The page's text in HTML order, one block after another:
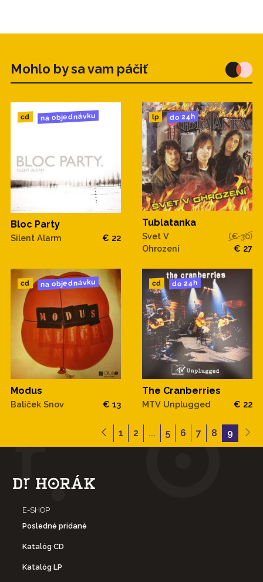
Mohlo by sa vam páčiť
cd na objednávku
Bloc Party
Silent Alarm € 22
lp do 24h
Tublatanka
Svet V
Ohrození
(€ 30)
€ 27
cd na objednávku
Modus
Balíček Snov € 13
cd do 24h
The Cranberries
MTV Unplugged € 22
1 2 ... 5 6 7 8 9
E-SHOP
Posledné pridané
Katalóg CD
Katalóg LP